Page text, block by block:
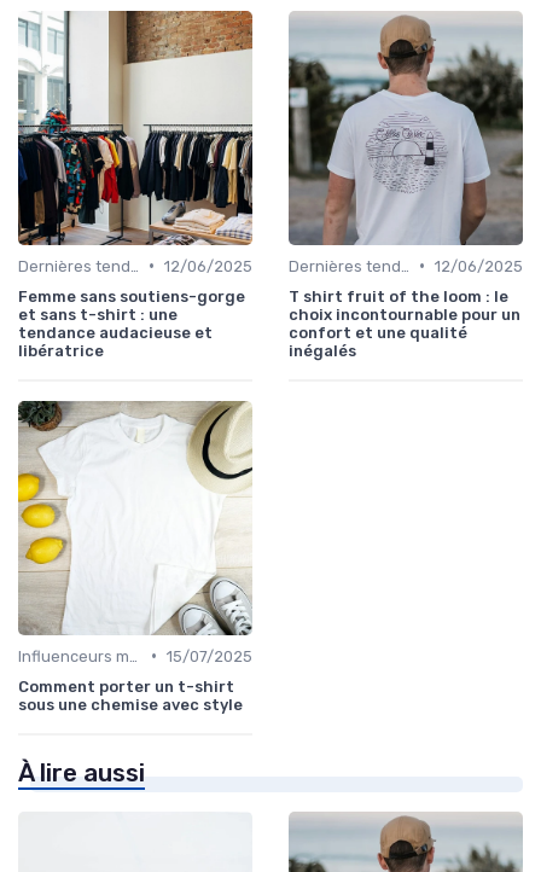
• 12/06/2025
Femme sans soutiens-gorge
et sans t-shirt : une
tendance audacieuse et
libératrice
• 12/06/2025
T shirt fruit of the loom : le
choix incontournable pour un
confort et une qualité
inégalés
• 15/07/2025
Comment porter un t-shirt
sous une chemise avec style
À lire aussi